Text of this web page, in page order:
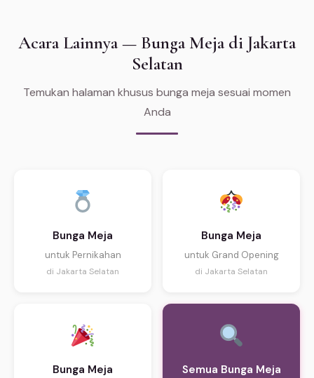
Acara Lainnya — Bunga Meja di Jakarta
Selatan
Temukan halaman khusus bunga meja sesuai momen
Anda
Bunga Meja
untuk Pernikahan
di Jakarta Selatan
Bunga Meja
untuk Grand Opening
di Jakarta Selatan
Bunga Meja Semua Bunga Meja